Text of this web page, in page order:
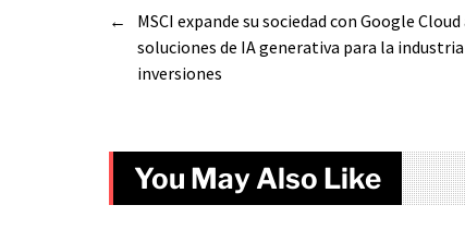
←
MSCI expande su sociedad con Google
soluciones de IA generativa para la industria
inversiones
You May Also Like